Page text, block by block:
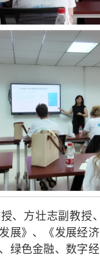
、方壮志副教授
展》、《发展经
绿色金融、数字